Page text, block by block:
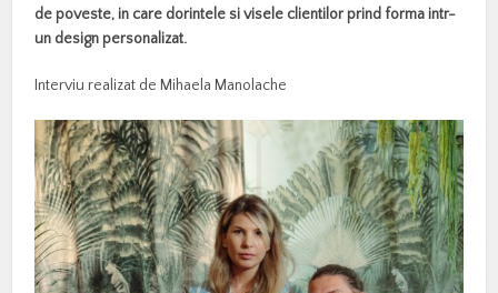
de poveste, in care dorintele si visele clientilor prind forma intr-
un design personalizat.
Interviu realizat de Mihaela Manolache